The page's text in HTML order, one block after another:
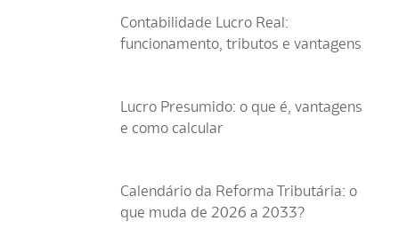
Contabilidade Lucro Real:
funcionamento, tributos e vantagens
Lucro Presumido: o que é, vantagens
e como calcular
Calendário da Reforma Tributária: o
que muda de 2026 a 2033?